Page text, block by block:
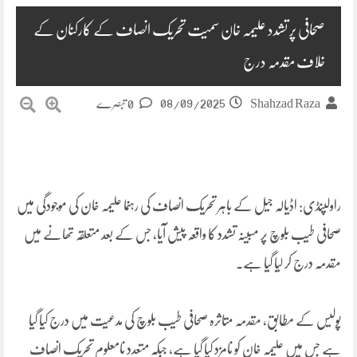
صحافی پر تشدد علیمہ خان سمیت تحریک انصاف کے کارکنان کے
خلاف مقدمہ درج
Shahzad Raza
08/09/2025
راولپنڈی: اڈیالہ جیل کے باہر تحریک انصاف کی رہنما علیمہ خان کی موجودگی میں
صحافی طیب بلوچ پر مبینہ تشدد کا واقعہ پیش آیا، جس کے بعد متعلقہ تھانے میں
مقدمہ درج کر لیا گیا ہے۔
پولیس کے مطابق، مقدمہ متاثرہ صحافی طیب بلوچ کی مدعیت میں درج کیا گیا
ہے جس میں علیمہ خان کو نامزد کیا گیا ہے، جبکہ متعدد نامعلوم تحریک انصاف